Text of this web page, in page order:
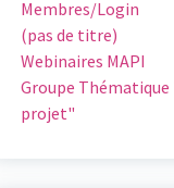
Membres/Login
(pas de titre)
Webinaires MAPI
Groupe
projet"